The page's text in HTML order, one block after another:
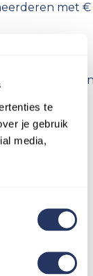
te
je gebruik
media,
met €
elektronisch
van
van zijn
vragende
en/of